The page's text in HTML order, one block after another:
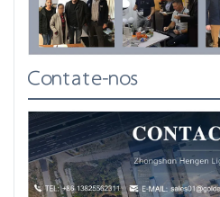
Contate-nos